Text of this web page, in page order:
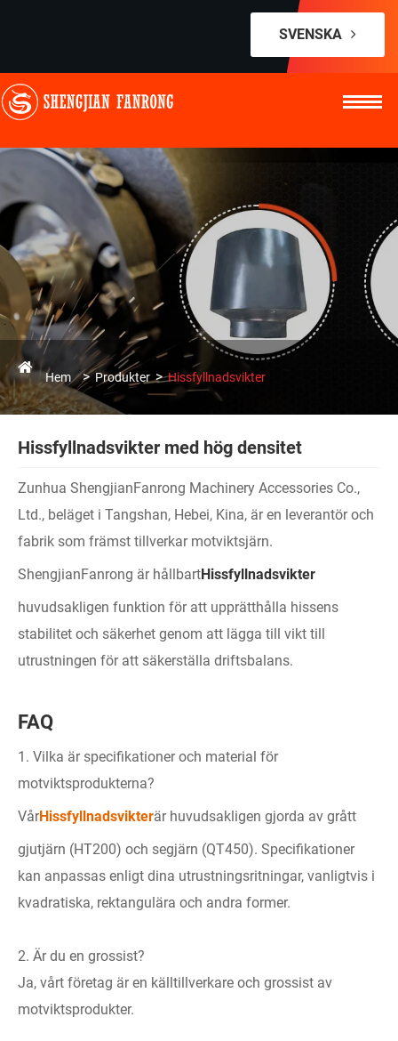
SVENSKA
Hem Produkter Hissfyllnadsvikter
Hissfyllnadsvikter med hög densitet
Zunhua ShengjianFanrong Machinery Accessories Co.,
Ltd., beläget i Tangshan, Hebei, Kina, är en leverantör och
fabrik som främst tillverkar motviktsjärn.
ShengjianFanrong är hållbartHissfyllnadsvikter
huvudsakligen funktion för att upprätthålla hissens
stabilitet och säkerhet genom att lägga till vikt till
utrustningen för att säkerställa driftsbalans.
FAQ
1. Vilka är specifikationer och material för
motviktsprodukterna?
VårHissfyllnadsvikterär huvudsakligen gjorda av grått
gjutjärn (HT200) och segjärn (QT450). Specifikationer
kan anpassas enligt dina utrustningsritningar, vanligtvis i
kvadratiska, rektangulära och andra former.
2. Är du en grossist?
Ja, vårt företag är en källtillverkare och grossist av
motviktsprodukter.